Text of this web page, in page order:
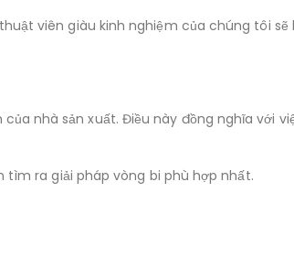
viên giàu kinh nghiệm của chúng tôi
nhà sản xuất. Điều này đồng nghĩa với
ra giải pháp vòng bi phù hợp nhất.